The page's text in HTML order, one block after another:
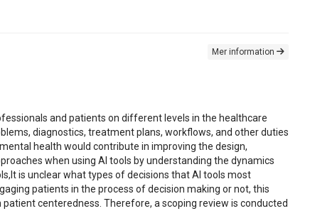
Mer information
and patients on different levels in the healthcare
diagnostics, treatment plans, workflows, and other duties
health would contribute in improving the design,
when using AI tools by understanding the dynamics
is unclear what types of decisions that AI tools most
patients in the process of decision making or not, this
centeredness. Therefore, a scoping review is conducted